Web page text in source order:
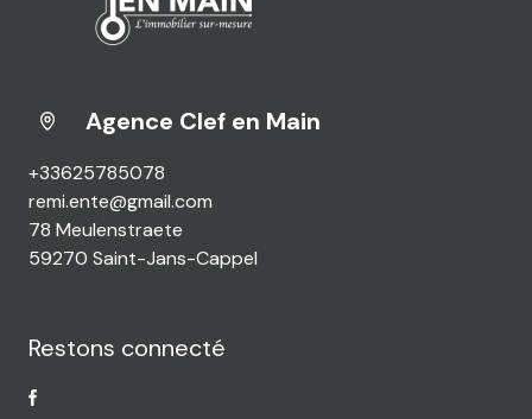
Agence Clef en Main
+33625785078
remi.ente@gmail.com
78 Meulenstraete
59270 Saint-Jans-Cappel
Restons connecté